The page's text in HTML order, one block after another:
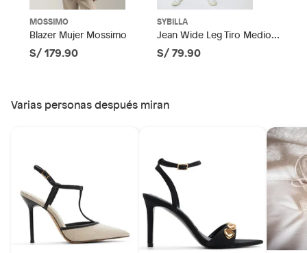
Productos de compra internacional.
Productos comprados en Outlet Atocongo.
Productos perecibles como alimentos, bebidas,
Por motivos de salubridad, la ropa interior inferior y ropas de
Pinturas de color a pedido.
Plantas.
Productos que hayan sido previamente instalados.
Baterías de auto.
Motocicletas y bicicletas motorizadas.
MOSSIMO
Blazer Mujer Mossimo
S/ 179.90
SYBILLA
Jean Wide Leg Tiro Medio
Mujer Sybilla
S/ 79.90
Varias personas después miran